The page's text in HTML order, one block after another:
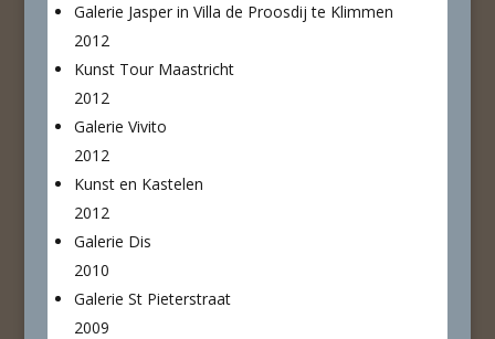
Galerie Jasper in Villa de Proosdij te Klimmen
2012
Kunst Tour Maastricht
2012
Galerie Vivito
2012
Kunst en Kastelen
2012
Galerie Dis
2010
Galerie St Pieterstraat
2009